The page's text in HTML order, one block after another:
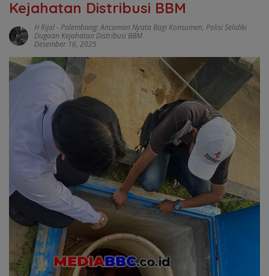
Kejahatan Distribusi BBM
H Rijal- Palembang: Ancaman Nyata Bagi Konsumen, Polisi Selidiki
Dugaan Kejahatan Distribusi BBM
Desember 16, 2025